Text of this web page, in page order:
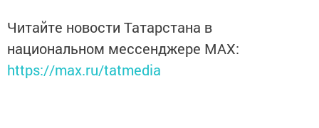
Читайте новости Татарстана в
национальном мессенджере MАХ:
https://max.ru/tatmedia